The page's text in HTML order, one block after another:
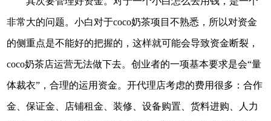
非常大的问题。小白对于coco奶茶项目不熟悉，所以对资金
的侧重点是不能好的把握的，这样就可能会导致资金断裂，
coco奶茶店运营无法做下去。创业者的一项基本要求是会“量
体裁衣”，合理的运用资金。开代理店考虑的费用很多：合作
金、保证金、店铺租金、装修、设备购置、货料进购、人力